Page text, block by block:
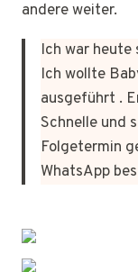
andere weiter.
Ich war heute
Ich wollte
ausgeführt .
Schnelle und
Folgetermin
WhatsApp